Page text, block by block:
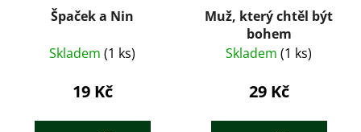
Špaček a Nin
Skladem (1 ks)
19 Kč
Muž, který chtěl být
bohem
Skladem (1 ks)
29 Kč